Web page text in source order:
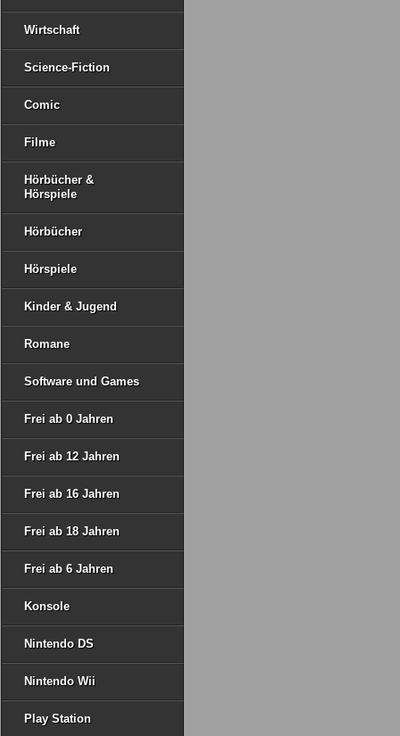
Wirtschaft
Science-Fiction
Comic
Filme
Hörbücher &
Hörspiele
Hörbücher
Hörspiele
Kinder & Jugend
Romane
Software und Games
Frei ab 0 Jahren
Frei ab 12 Jahren
Frei ab 16 Jahren
Frei ab 18 Jahren
Frei ab 6 Jahren
Konsole
Nintendo DS
Nintendo Wii
Play Station